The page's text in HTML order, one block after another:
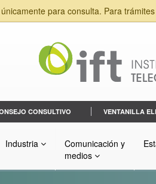
para consulta. Para
CONSULTIVO VENTANILLA
Industria
Comunicación y
medios